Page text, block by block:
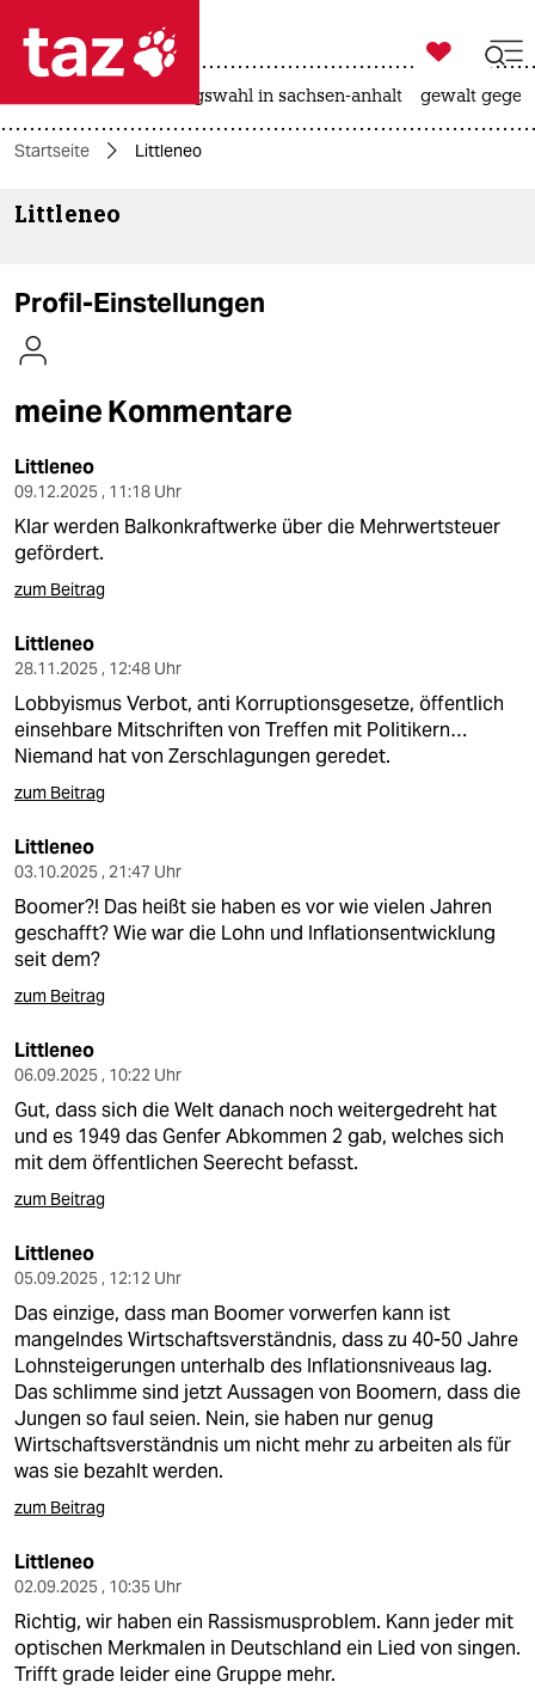
 taz zahl ich
themen
kultur
sport
berlin
nord
wahrheit
verlag
verlag
veranstaltungen
shop
fragen & hilfe
unterstützen
epaper login

taz zahl ich
landtagswahl in sachsen-anhalt gewalt
Startseite Littleneo
Littleneo
Profil-Einstellungen
meine Kommentare
Littleneo
09.12.2025 , 11:18 Uhr
Klar werden Balkonkraftwerke über die Mehrwertsteuer
gefördert.
zum Beitrag
Littleneo
28.11.2025 , 12:48 Uhr
Lobbyismus Verbot, anti Korruptionsgesetze, öffentlich
einsehbare Mitschriften von Treffen mit Politikern…
Niemand hat von Zerschlagungen geredet.
zum Beitrag
Littleneo
03.10.2025 , 21:47 Uhr
Boomer?! Das heißt sie haben es vor wie vielen Jahren
geschafft? Wie war die Lohn und Inflationsentwicklung
seit dem?
zum Beitrag
Littleneo
06.09.2025 , 10:22 Uhr
Gut, dass sich die Welt danach noch weitergedreht hat
und es 1949 das Genfer Abkommen 2 gab, welches sich
mit dem öffentlichen Seerecht befasst.
zum Beitrag
Littleneo
05.09.2025 , 12:12 Uhr
Das einzige, dass man Boomer vorwerfen kann ist
mangelndes Wirtschaftsverständnis, dass zu 40-50 Jahre
Lohnsteigerungen unterhalb des Inflationsniveaus lag.
Das schlimme sind jetzt Aussagen von Boomern, dass die
Jungen so faul seien. Nein, sie haben nur genug
Wirtschaftsverständnis um nicht mehr zu arbeiten als für
was sie bezahlt werden.
zum Beitrag
Littleneo
02.09.2025 , 10:35 Uhr
Richtig, wir haben ein Rassismusproblem. Kann jeder mit
optischen Merkmalen in Deutschland ein Lied von singen.
Trifft grade leider eine Gruppe mehr.